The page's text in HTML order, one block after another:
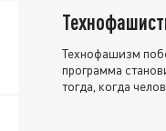
Технофашизм
программа
тогда, когда